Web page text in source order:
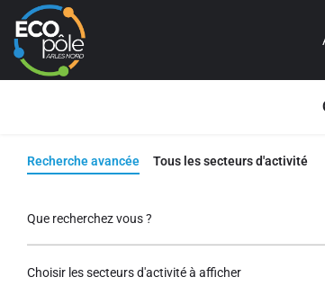
Recherche avancée Tous les secteurs d'activité
Que recherchez vous ?
Choisir les secteurs d'activité à afficher